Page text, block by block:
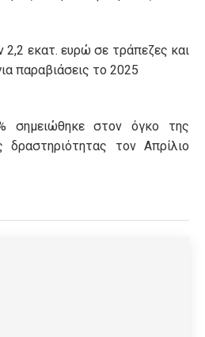
εκατ. ευρώ σε τράπεζες και
παραβιάσεις το 2025
σημειώθηκε στον όγκο της
δραστηριότητας τον Απρίλιο